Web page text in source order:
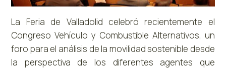
La Feria de Valladolid celebró recientemente el
Congreso Vehículo y Combustible Alternativos, un
foro para el análisis de la movilidad sostenible desde
la perspectiva de los diferentes agentes que